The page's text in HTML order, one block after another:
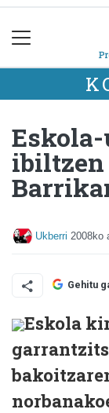
Ukberri 2008ko
Gehitu
Eskola